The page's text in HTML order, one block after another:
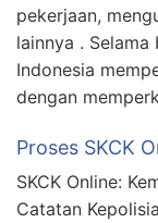
pekerjaan,
lainnya .
Indonesia
dengan
Proses SKCK
SKCK Online:
Catatan